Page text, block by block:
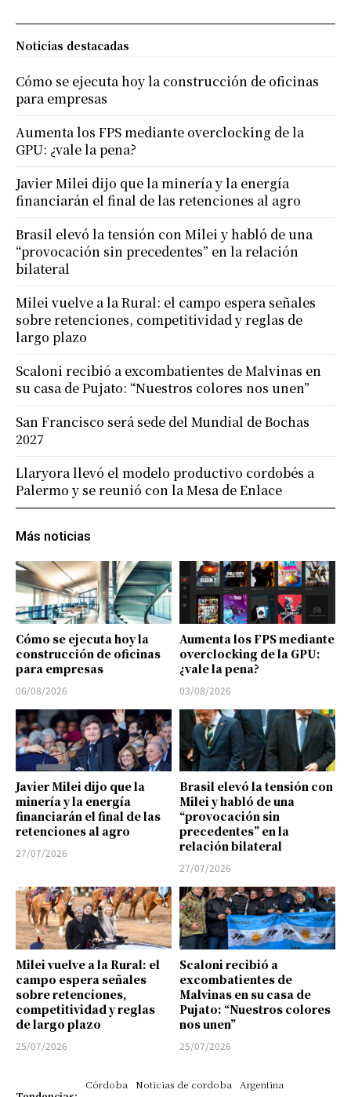
Más noticias
Cómo se ejecuta hoy la
construcción de oficinas
para empresas
06/08/2026
Aumenta los FPS mediante
overclocking de la GPU:
¿vale la pena?
03/08/2026
Javier Milei dijo que la
minería y la energía
financiarán el final de las
retenciones al agro
27/07/2026
Brasil elevó la tensión con
Milei y habló de una
“provocación sin
precedentes” en la
relación bilateral
27/07/2026
Milei vuelve a la Rural: el
campo espera señales
sobre retenciones,
competitividad y reglas
de largo plazo
25/07/2026
Scaloni recibió a
excombatientes de
Malvinas en su casa de
Pujato: “Nuestros colores
nos unen”
25/07/2026
Córdoba Noticias de cordoba Argentina
Noticias destacadas
Cómo se ejecuta hoy la construcción de oficinas
para empresas
Aumenta los FPS mediante overclocking de la
GPU: ¿vale la pena?
Javier Milei dijo que la minería y la energía
financiarán el final de las retenciones al agro
Brasil elevó la tensión con Milei y habló de una
“provocación sin precedentes” en la relación
bilateral
Milei vuelve a la Rural: el campo espera señales
sobre retenciones, competitividad y reglas de
largo plazo
Scaloni recibió a excombatientes de Malvinas en
su casa de Pujato: “Nuestros colores nos unen”
San Francisco será sede del Mundial de Bochas
2027
Llaryora llevó el modelo productivo cordobés a
Palermo y se reunió con la Mesa de Enlace